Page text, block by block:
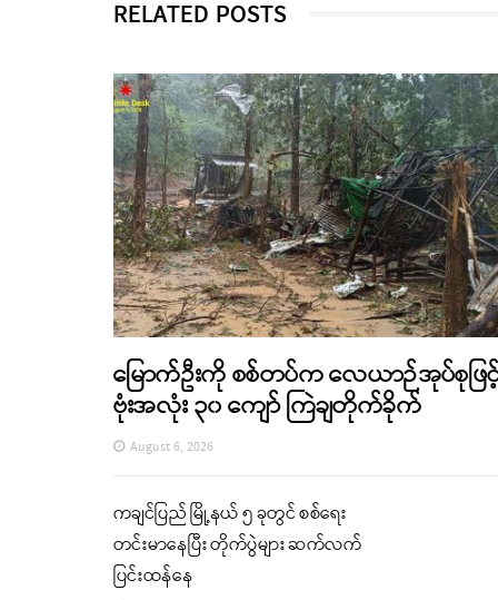
RELATED POSTS
မြောက်ဦးကို စစ်တပ်က လေယာဉ်အုပ်စုဖြ
ဗုံးအလုံး ၃၀ ကျော် ကြဲချတိုက်ခိုက်
August 6, 2026
ကချင်ပြည် မြို့နယ် ၅ ခုတွင် စစ်ရေး
တင်းမာနေပြီး တိုက်ပွဲများ ဆက်လက်
ပြင်းထန်နေ